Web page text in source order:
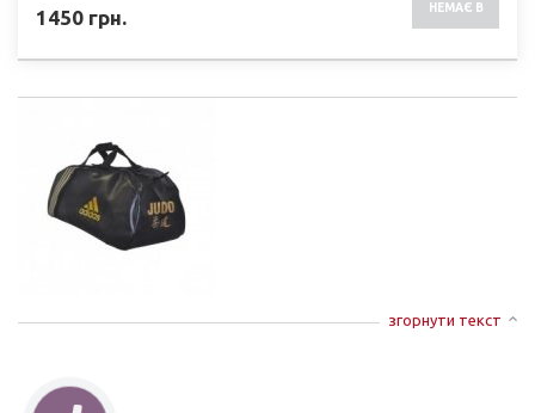
1450 грн. НЕМАЄ В
згорнути текст